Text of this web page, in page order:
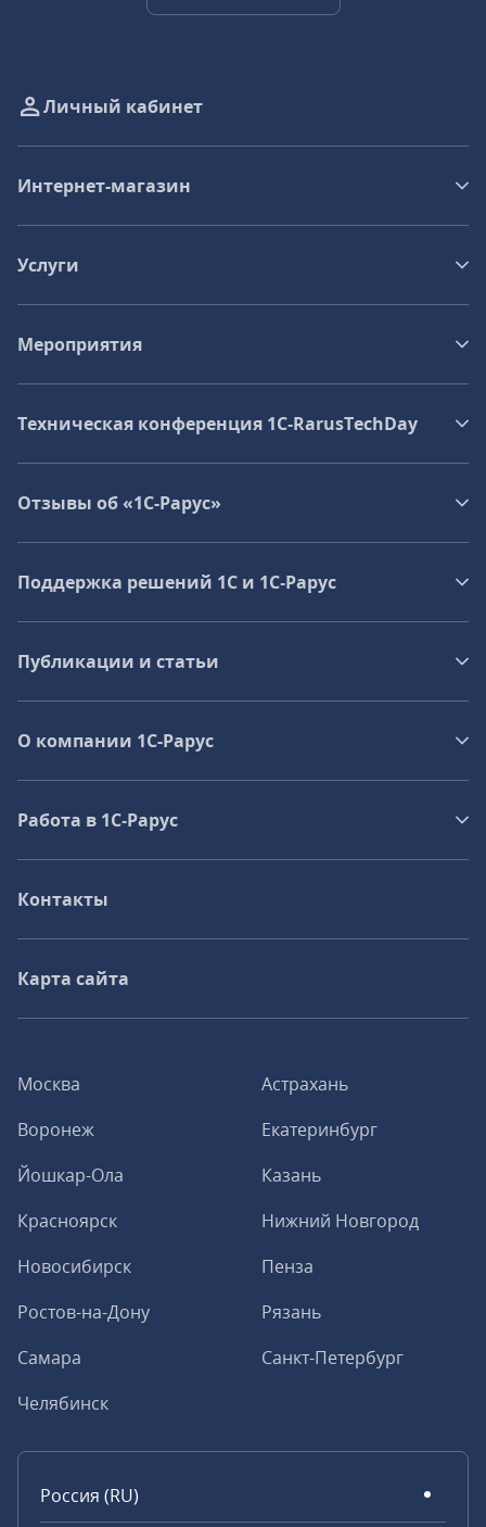
Москва
Астрахань
Воронеж
Екатеринбург
Йошкар-Ола
Казань
Красноярск
Нижний Новгород
Новосибирск
Пенза
Ростов-на-Дону
Рязань
Самара
Санкт-Петербург
Челябинск
Россия (RU)
Личный кабинет
Интернет-магазин
Услуги
Мероприятия
Техническая конференция 1C‑RarusTechDay
Отзывы об «1С-Рарус»
Поддержка решений 1С и 1С‑Рарус
Публикации и статьи
О компании 1C-Рарус
Работа в 1С‑Рарус
Контакты
Карта сайта